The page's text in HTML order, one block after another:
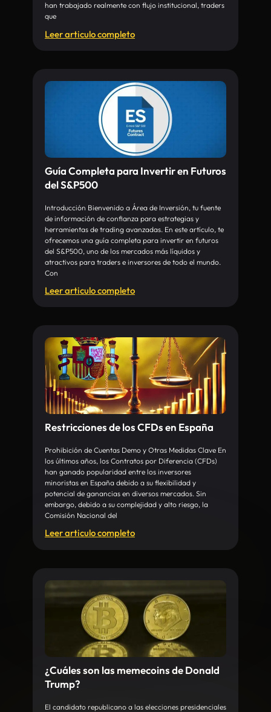
han trabajado realmente con flujo institucional, traders
que
Leer articulo completo
Guía Completa para Invertir en Futuros
del S&P500
Introducción Bienvenido a Área de Inversión, tu fuente
de información de confianza para estrategias y
herramientas de trading avanzadas. En este artículo, te
ofrecemos una guía completa para invertir en futuros
del S&P500, uno de los mercados más líquidos y
atractivos para traders e inversores de todo el mundo.
Con
Leer articulo completo
Restricciones de los CFDs en España
Prohibición de Cuentas Demo y Otras Medidas Clave En
los últimos años, los Contratos por Diferencia (CFDs)
han ganado popularidad entre los inversores
minoristas en España debido a su flexibilidad y
potencial de ganancias en diversos mercados. Sin
embargo, debido a su complejidad y alto riesgo, la
Comisión Nacional del
Leer articulo completo
¿Cuáles son las memecoins de Donald
Trump?
El candidato republicano a las elecciones presidenciales